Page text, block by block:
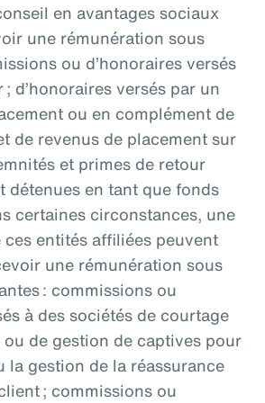
en avantages sociaux
une rémunération sous
ou d’honoraires versés
d’honoraires versés par un
ou en complément de
de revenus de placement sur
et primes de retour
détenues en tant que fonds
certaines circonstances, une
entités affiliées peuvent
une rémunération sous
: commissions ou
à des sociétés de courtage
ou de gestion de captives pour
la gestion de la réassurance
; commissions ou